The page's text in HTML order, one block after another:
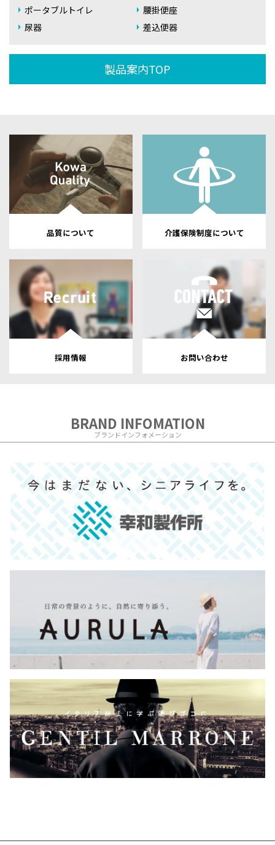
ポータブルトイレ
腰掛便座
尿器
差込便器
製品案内TOP
品質について 介護保険制度について
採用情報 お問い合わせ
BRAND INFOMATION
ブランドインフォメーション